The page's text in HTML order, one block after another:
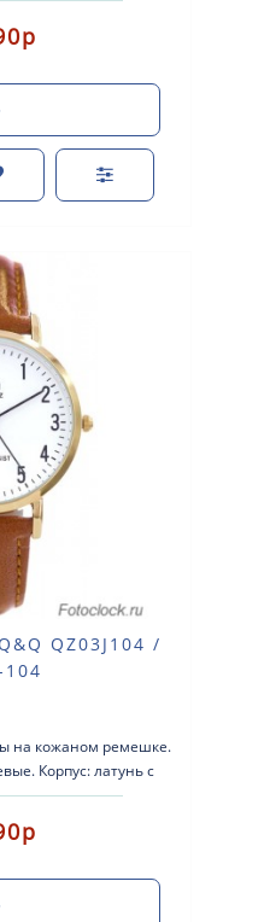
QZ03J104 /
104
на кожаном ремешке.
Корпус: латунь с
ремешок..